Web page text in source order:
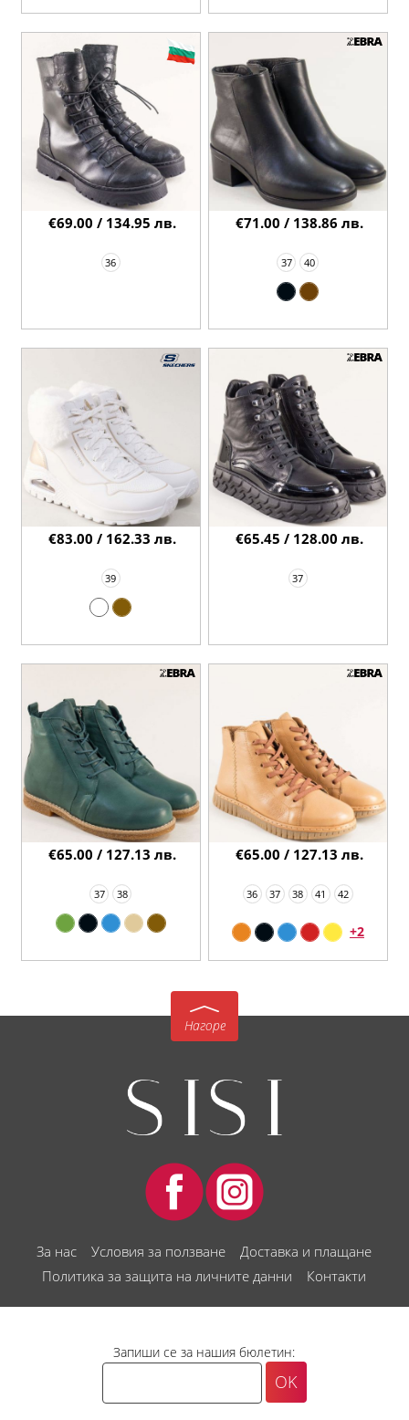
36
€69.00 / 134.95 лв.
37 40
€71.00 / 138.86 лв.
39
€83.00 / 162.33 лв.
37
€65.45 / 128.00 лв.
37 38
€65.00 / 127.13 лв.
36 37 38 41 42
+2
€65.00 / 127.13 лв.
Нагоре
За нас Условия за ползване
Доставка и плащане
Политика за защита на личните данни
Контакти
Запиши се за нашия бюлетин: